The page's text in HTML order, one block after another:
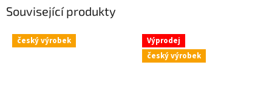
Související produkty
český výrobek
Výprodej
český výrobek